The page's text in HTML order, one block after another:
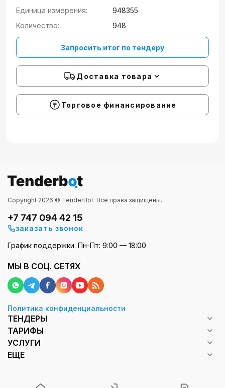
Единица измерения:
948355
Количество:
948
Запросить итог по тендеру
Доставка товара
Торговое финансирование
Copyright 2026 © TenderBot. Все права защищены.
+7 747 094 42 15
заказать звонок
График поддержки: Пн-Пт: 9:00 — 18:00
МЫ В СОЦ. СЕТЯХ
Политика конфиденциальности
ТЕНДЕРЫ
ТАРИФЫ
УСЛУГИ
ЕЩЕ